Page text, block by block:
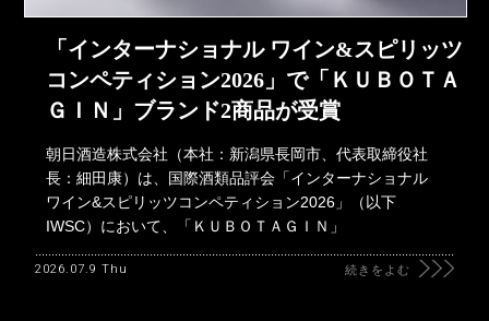
「インターナショナル ワイン&スピリッツ
コンペティション2026」で「ＫＵＢＯＴＡ
ＧＩＮ」ブランド2商品が受賞
朝日酒造株式会社（本社：新潟県長岡市、代表取締役社
長：細田康）は、国際酒類品評会「インターナショナル
ワイン&スピリッツコンペティション2026」（以下
IWSC）において、「ＫＵＢＯＴＡＧＩＮ」
2026.07.9 Thu 続きをよむ